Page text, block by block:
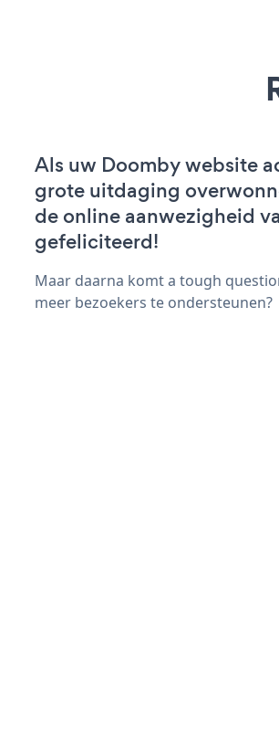
Als uw Doomby website
grote uitdaging
de online aanwezigheid
gefeliciteerd!
Maar daarna komt a tough
meer bezoekers te ondersteunen?